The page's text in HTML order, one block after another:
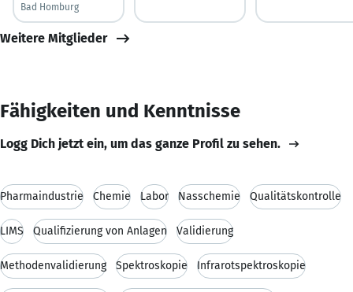
Bad Homburg
Weitere Mitglieder
Fähigkeiten und Kenntnisse
Logg Dich jetzt ein, um das ganze Profil zu sehen.
Pharmaindustrie Chemie Labor Nasschemie Qualitätskontrolle
LIMS Qualifizierung von Anlagen Validierung
Methodenvalidierung Spektroskopie Infrarotspektroskopie